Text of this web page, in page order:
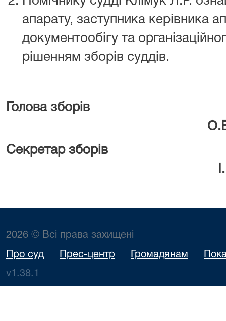
апарату, заступника керівника
документообігу та
рішенням зборів суддів.
Голова
Секретар зборів
2026 © Всі права захищені
Про суд Прес-центр Громадянам
v1.38.1